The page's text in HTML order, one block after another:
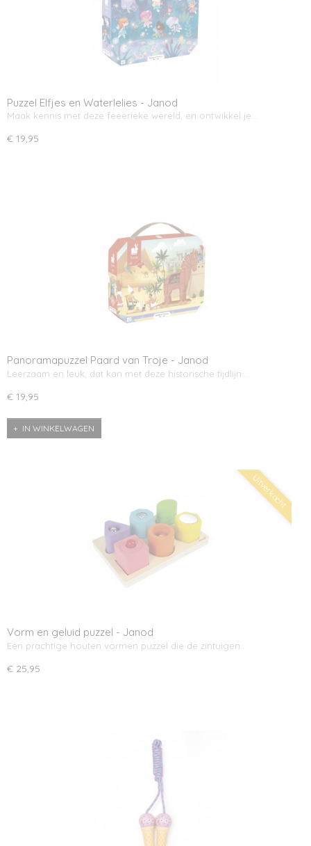
Puzzel Elfjes en Waterlelies - Janod
Maak kennis met deze feeërieke wereld, en ontwikkel je…
€ 19,95
Panoramapuzzel Paard van Troje - Janod
Leerzaam en leuk, dat kan met deze historische tijdlijn.…
€ 19,95
IN WINKELWAGEN
Uitverkocht
Vorm en geluid puzzel - Janod
Een prachtige houten vormen puzzel die de zintuigen…
€ 25,95